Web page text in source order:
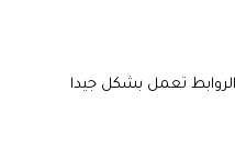
تعمل بشكل جيدا